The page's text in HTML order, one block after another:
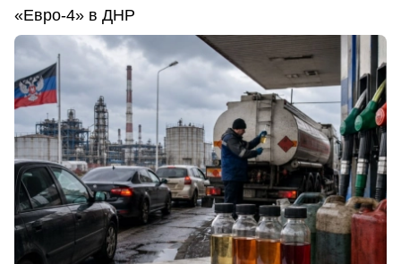
«Евро-4» в ДНР